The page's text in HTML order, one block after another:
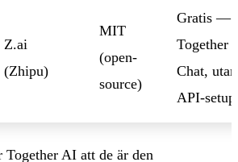
Z.ai
(Zhipu)
MIT
(open-
source)
Gratis —
Together
Chat, utan
API-setup
Together AI att de är den